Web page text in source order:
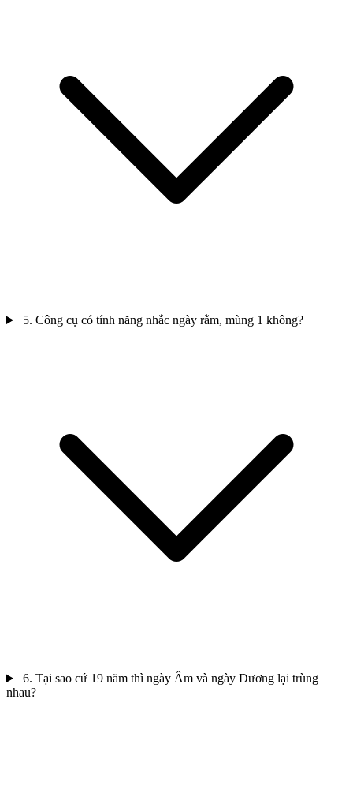
5. Công cụ có tính năng nhắc ngày rằm, mùng 1 không?
6. Tại sao cứ 19 năm thì ngày Âm và ngày Dương lại trùng
nhau?